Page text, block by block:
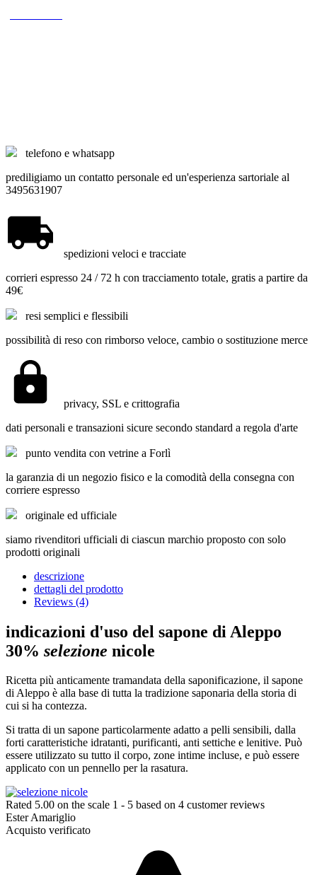
telefono e whatsapp
prediligiamo un contatto personale ed un'esperienza sartoriale al
3495631907
spedizioni veloci e tracciate
corrieri espresso 24 / 72 h con tracciamento totale, gratis a partire da
49€
resi semplici e flessibili
possibilità di reso con rimborso veloce, cambio o sostituzione merce
privacy, SSL e crittografia
dati personali e transazioni sicure secondo standard a regola d'arte
punto vendita con vetrine a Forlì
la garanzia di un negozio fisico e la comodità della consegna con
corriere espresso
originale ed ufficiale
siamo rivenditori ufficiali di ciascun marchio proposto con solo
prodotti originali
descrizione
dettagli del prodotto
Reviews (4)
indicazioni d'uso del sapone di Aleppo
30% selezione nicole
Ricetta più anticamente tramandata della saponificazione, il sapone
di Aleppo è alla base di tutta la tradizione saponaria della storia di
cui si ha contezza.
Si tratta di un sapone particolarmente adatto a pelli sensibili, dalla
forti caratteristiche idratanti, purificanti, anti settiche e lenitive. Può
essere utilizzato su tutto il corpo, zone intime incluse, e può essere
applicato con un pennello per la rasatura.
Rated 5.00 on the scale 1 - 5 based on 4 customer reviews
Ester Amariglio
Acquisto verificato